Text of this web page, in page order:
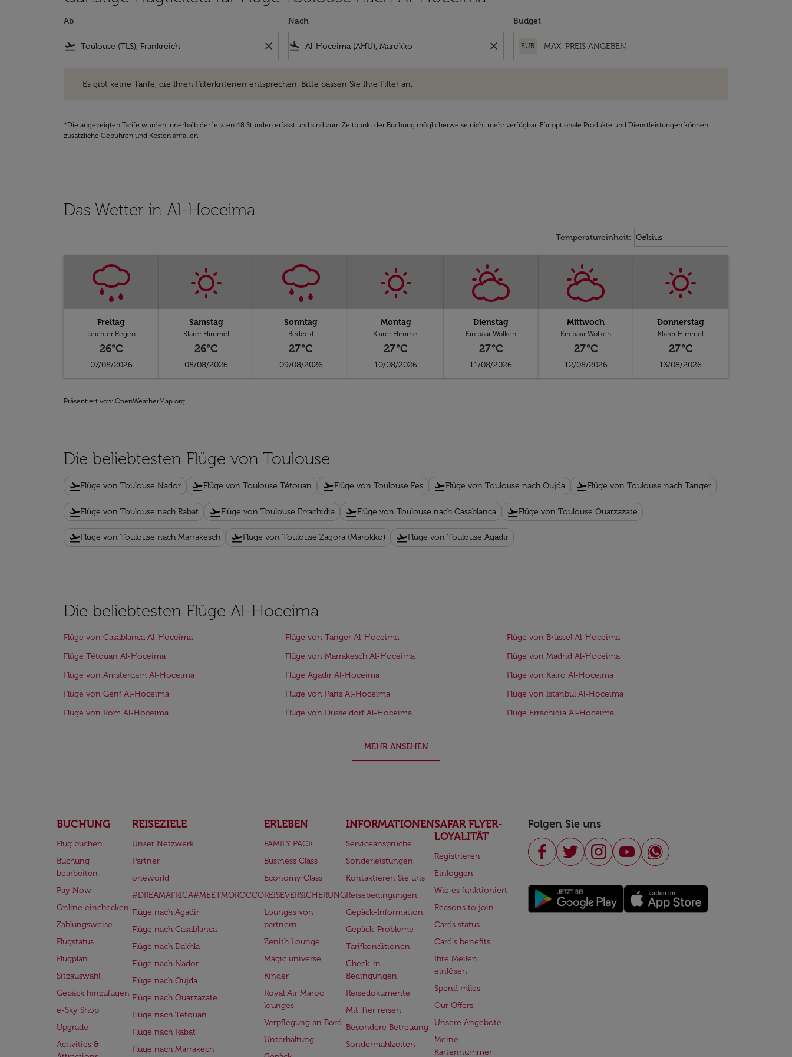
Ab
flight_takeoff close
Nach
flight_land close
Budget
EUR
Es gibt keine Tarife, die Ihren Filterkriterien entsprechen. Bitte passen Sie Ihre Filter an.
*Die angezeigten Tarife wurden innerhalb der letzten 48 Stunden erfasst und sind zum Zeitpunkt der Buchung möglicherweise nicht mehr verfügbar. Für optionale Produkte und Dienstleistungen können
zusätzliche Gebühren und Kosten anfallen.
Das Wetter in Al-Hoceima
Temperatureinheit: Weather unit option Celsius
Celsius
keyboard_arrow_down
Freitag
Leichter Regen
26°C
07/08/2026
Samstag
Klarer Himmel
26°C
08/08/2026
Sonntag
Bedeckt
27°C
09/08/2026
Montag
Klarer Himmel
27°C
10/08/2026
Dienstag
Ein paar Wolken
27°C
11/08/2026
Mittwoch
Ein paar Wolken
27°C
12/08/2026
Donnerstag
Klarer Himmel
27°C
13/08/2026
Präsentiert von: OpenWeatherMap.org
Die beliebtesten Flüge von Toulouse
flight_takeoffFlüge von Toulouse Nador flight_takeoffFlüge von Toulouse Tétouan flight_takeoffFlüge von Toulouse Fes flight_takeoffFlüge von Toulouse nach Oujda flight_takeoffFlüge von Toulouse nach Tanger
flight_takeoffFlüge von Toulouse nach Rabat flight_takeoffFlüge von Toulouse Errachidia flight_takeoffFlüge von Toulouse nach Casablanca flight_takeoffFlüge von Toulouse Ouarzazate
flight_takeoffFlüge von Toulouse nach Marrakesch flight_takeoffFlüge von Toulouse Zagora (Marokko) flight_takeoffFlüge von Toulouse Agadir
Die beliebtesten Flüge Al-Hoceima
Flüge von Casablanca Al-Hoceima Flüge von Tanger Al-Hoceima
Flüge von Brüssel Al-Hoceima
Flüge Tétouan Al-Hoceima
Flüge von Marrakesch Al-Hoceima
Flüge von Madrid Al-Hoceima
Flüge von Amsterdam Al-Hoceima
Flüge Agadir Al-Hoceima
Flüge von Kairo Al-Hoceima
Flüge von Genf Al-Hoceima
Flüge von Paris Al-Hoceima
Flüge von Istanbul Al-Hoceima
Flüge von Rom Al-Hoceima
Flüge von Düsseldorf Al-Hoceima Flüge Errachidia Al-Hoceima
MEHR ANSEHEN
BUCHUNG
Flug buchen
Buchung
bearbeiten
Pay Now
Online einchecken
Zahlungsweise
Flugstatus
Flugplan
Sitzauswahl
Gepäck hinzufügen
e-Sky Shop
Upgrade
Activities &
REISEZIELE
Unser Netzwerk
Partner
oneworld
#DREAMAFRICA#MEETMOROCCO
Flüge nach Agadir
Flüge nach Casablanca
Flüge nach Dakhla
Flüge nach Nador
Flüge nach Oujda
Flüge nach Ouarzazate
Flüge nach Tetouan
Flüge nach Rabat
Flüge nach Marrakech
ERLEBEN
FAMILY PACK
Business Class
Economy Class
REISEVERSICHERUNG
Lounges von
partnern
Zenith Lounge
Magic universe
Kinder
Royal Air Maroc
lounges
Verpflegung an Bord
Unterhaltung
INFORMATIONEN
Serviceansprüche
Sonderleistungen
Kontaktieren Sie uns
Reisebedingungen
Gepäck-Information
Gepäck-Probleme
Tarifkonditionen
Check-in-
Bedingungen
Reisedokumente
Mit Tier reisen
Besondere Betreuung
Sondermahlzeiten
SAFAR FLYER-
LOYALITÄT
Registrieren
Einloggen
Wie es funktioniert
Reasons to join
Cards status
Card's benefits
Ihre Meilen
einlösen
Spend miles
Our Offers
Unsere Angebote
Meine
Kartennummer
Folgen Sie uns